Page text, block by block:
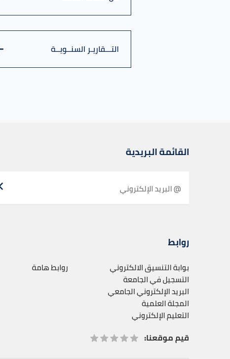
التـــقاريـر السنــويــة
القائمة البريدية
روابط
بوابة التنسيق الالكتروني
التسجيل في الجامعة
البريد الإلكتروني الجامعي
المجلة العلمية
التعليم الإلكتروني
روابط هامة
قيم موقعنا: